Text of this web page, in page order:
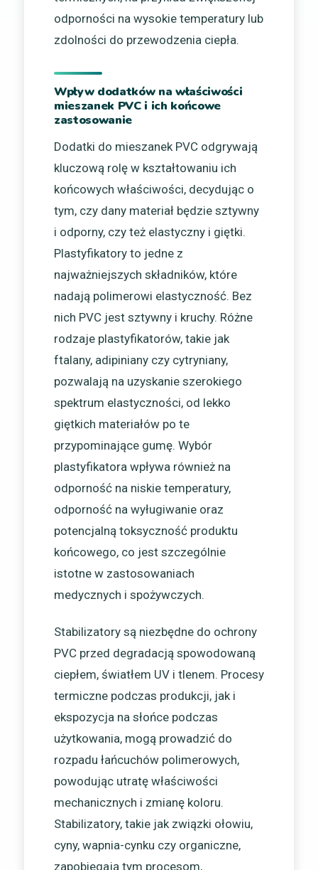
odporności na wysokie temperatury lub
zdolności do przewodzenia ciepła.
Wpływ dodatków na właściwości
mieszanek PVC i ich końcowe
zastosowanie
Dodatki do mieszanek PVC odgrywają
kluczową rolę w kształtowaniu ich
końcowych właściwości, decydując o
tym, czy dany materiał będzie sztywny
i odporny, czy też elastyczny i giętki.
Plastyfikatory to jedne z
najważniejszych składników, które
nadają polimerowi elastyczność. Bez
nich PVC jest sztywny i kruchy. Różne
rodzaje plastyfikatorów, takie jak
ftalany, adipiniany czy cytryniany,
pozwalają na uzyskanie szerokiego
spektrum elastyczności, od lekko
giętkich materiałów po te
przypominające gumę. Wybór
plastyfikatora wpływa również na
odporność na niskie temperatury,
odporność na wyługiwanie oraz
potencjalną toksyczność produktu
końcowego, co jest szczególnie
istotne w zastosowaniach
medycznych i spożywczych.
Stabilizatory są niezbędne do ochrony
PVC przed degradacją spowodowaną
ciepłem, światłem UV i tlenem. Procesy
termiczne podczas produkcji, jak i
ekspozycja na słońce podczas
użytkowania, mogą prowadzić do
rozpadu łańcuchów polimerowych,
powodując utratę właściwości
mechanicznych i zmianę koloru.
Stabilizatory, takie jak związki ołowiu,
cyny, wapnia-cynku czy organiczne,
zapobiegają tym procesom,